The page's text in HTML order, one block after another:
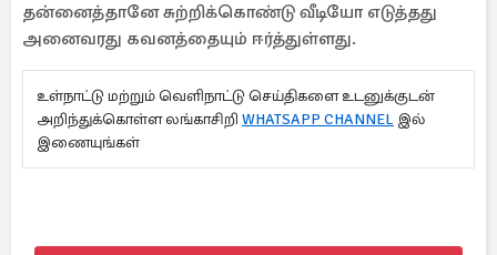
தன்னைத்தானே சுற்றிக்கொண்டு வீடியோ எடுத்தது
அனைவரது கவனத்தையும் ஈர்த்துள்ளது.
உள்நாட்டு மற்றும் வெளிநாட்டு செய்திகளை உடனுக்குடன்
அறிந்துக்கொள்ள லங்காசிறி WHATSAPP CHANNEL இல்
இணையுங்கள்